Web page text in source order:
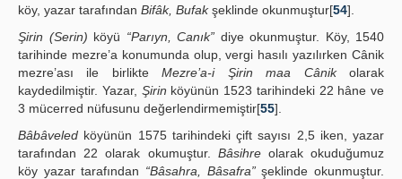
köy, yazar tarafından Bifâk, Bufakşeklinde okunmuştur[54].
Şirin (Serin) köyü “Parıyn, Canık” diye okunmuştur. Köy, 1540
tarihinde mezre’a konumunda olup, vergi hasılı yazılırken Cânik
mezre’ası ile birlikteMezre’a-i Şirin maa Cânikolarak
kaydedilmiştir. Yazar, Şirin köyünün 1523 tarihindeki 22 hâne ve
3 mücerred nüfusunu değerlendirmemiştir[55].
Bâbâveled köyünün 1575 tarihindeki çift sayısı 2,5 iken, yazar
tarafından 22 olarak okumuştur. Bâsihreolarak okuduğumuz
köy yazar tarafından “Bâsahra, Bâsafra”şeklinde okunmuştur.